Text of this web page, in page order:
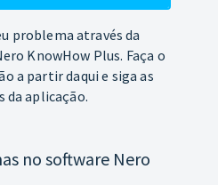
problema através da
KnowHow Plus. Faça o
a partir daqui e siga as
da aplicação.
no software Nero